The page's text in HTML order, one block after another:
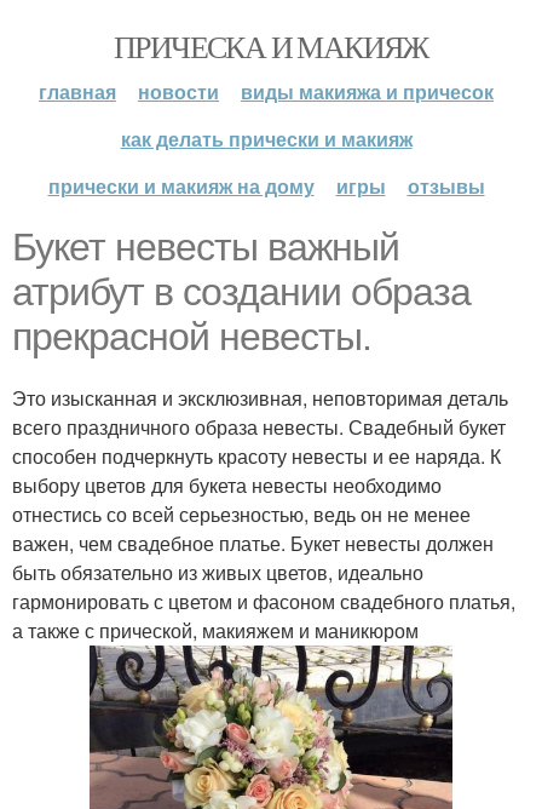
ПРИЧЕСКА И МАКИЯЖ
главная новости
виды макияжа и причесок
как делать прически и макияж
прически и макияж на дому
игры отзывы
Букет невесты важный
атрибут в создании образа
прекрасной невесты.
Это изысканная и эксклюзивная, неповторимая деталь
всего праздничного образа невесты. Свадебный букет
способен подчеркнуть красоту невесты и ее наряда. К
выбору цветов для букета невесты необходимо
отнестись со всей серьезностью, ведь он не менее
важен, чем свадебное платье. Букет невесты должен
быть обязательно из живых цветов, идеально
гармонировать с цветом и фасоном свадебного платья,
а также с прической, макияжем и маникюром